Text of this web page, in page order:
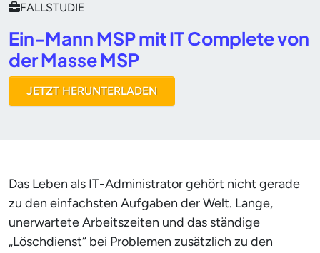
FALLSTUDIE
Ein-Mann MSP mit IT Complete von
der Masse MSP
JETZT HERUNTERLADEN
Das Leben als IT-Administrator gehört nicht gerade
zu den einfachsten Aufgaben der Welt. Lange,
unerwartete Arbeitszeiten und das ständige
„Löschdienst“ bei Problemen zusätzlich zu den